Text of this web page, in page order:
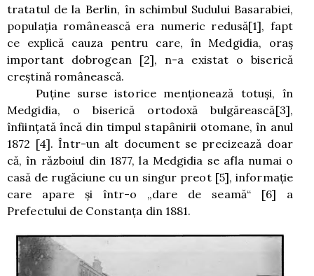
tratatul de la Berlin, în schimbul Sudului Basarabiei,
populaţia românească era numeric redusă[1], fapt
ce explică cauza pentru care, în Medgidia, oraş
important dobrogean [2], n-a existat o biserică
creştină românească.
Puţine surse istorice menţionează totuşi, în
Medgidia, o biserică ortodoxă bulgărească[3],
înfiinţată încă din timpul stapânirii otomane, în anul
1872 [4]. Într-un alt document se precizează doar
că, în războiul din 1877, la Medgidia se afla numai o
casă de rugăciune cu un singur preot [5], informaţie
care apare şi într-o „dare de seamă“ [6] a
Prefectului de Constanţa din 1881.